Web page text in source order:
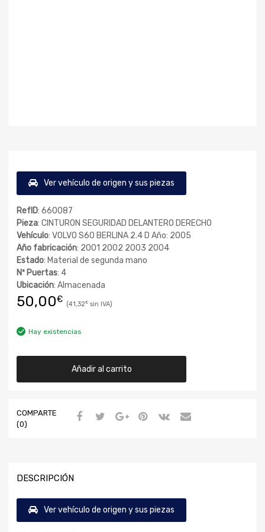
Ver vehículo de origen y sus piezas
RefID: 660087
Pieza: CINTURON SEGURIDAD DELANTERO DERECHO
Vehículo: VOLVO S60 BERLINA 2.4 D Año: 2005
Año fabricación: 2001 2002 2003 2004
Estado: Material de segunda mano
Nº Puertas: 4
Ubicación: Almacenada
50,00€ 41,32€
Hay existencias
Añadir al carrito
COMPARTE
(0)
DESCRIPCIÓN
Ver vehículo de origen y sus piezas